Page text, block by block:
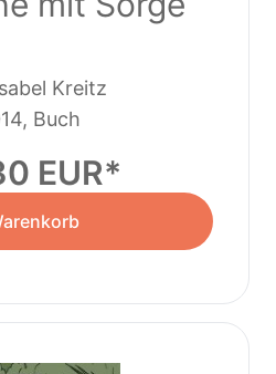
Kreitz
Buch
EUR